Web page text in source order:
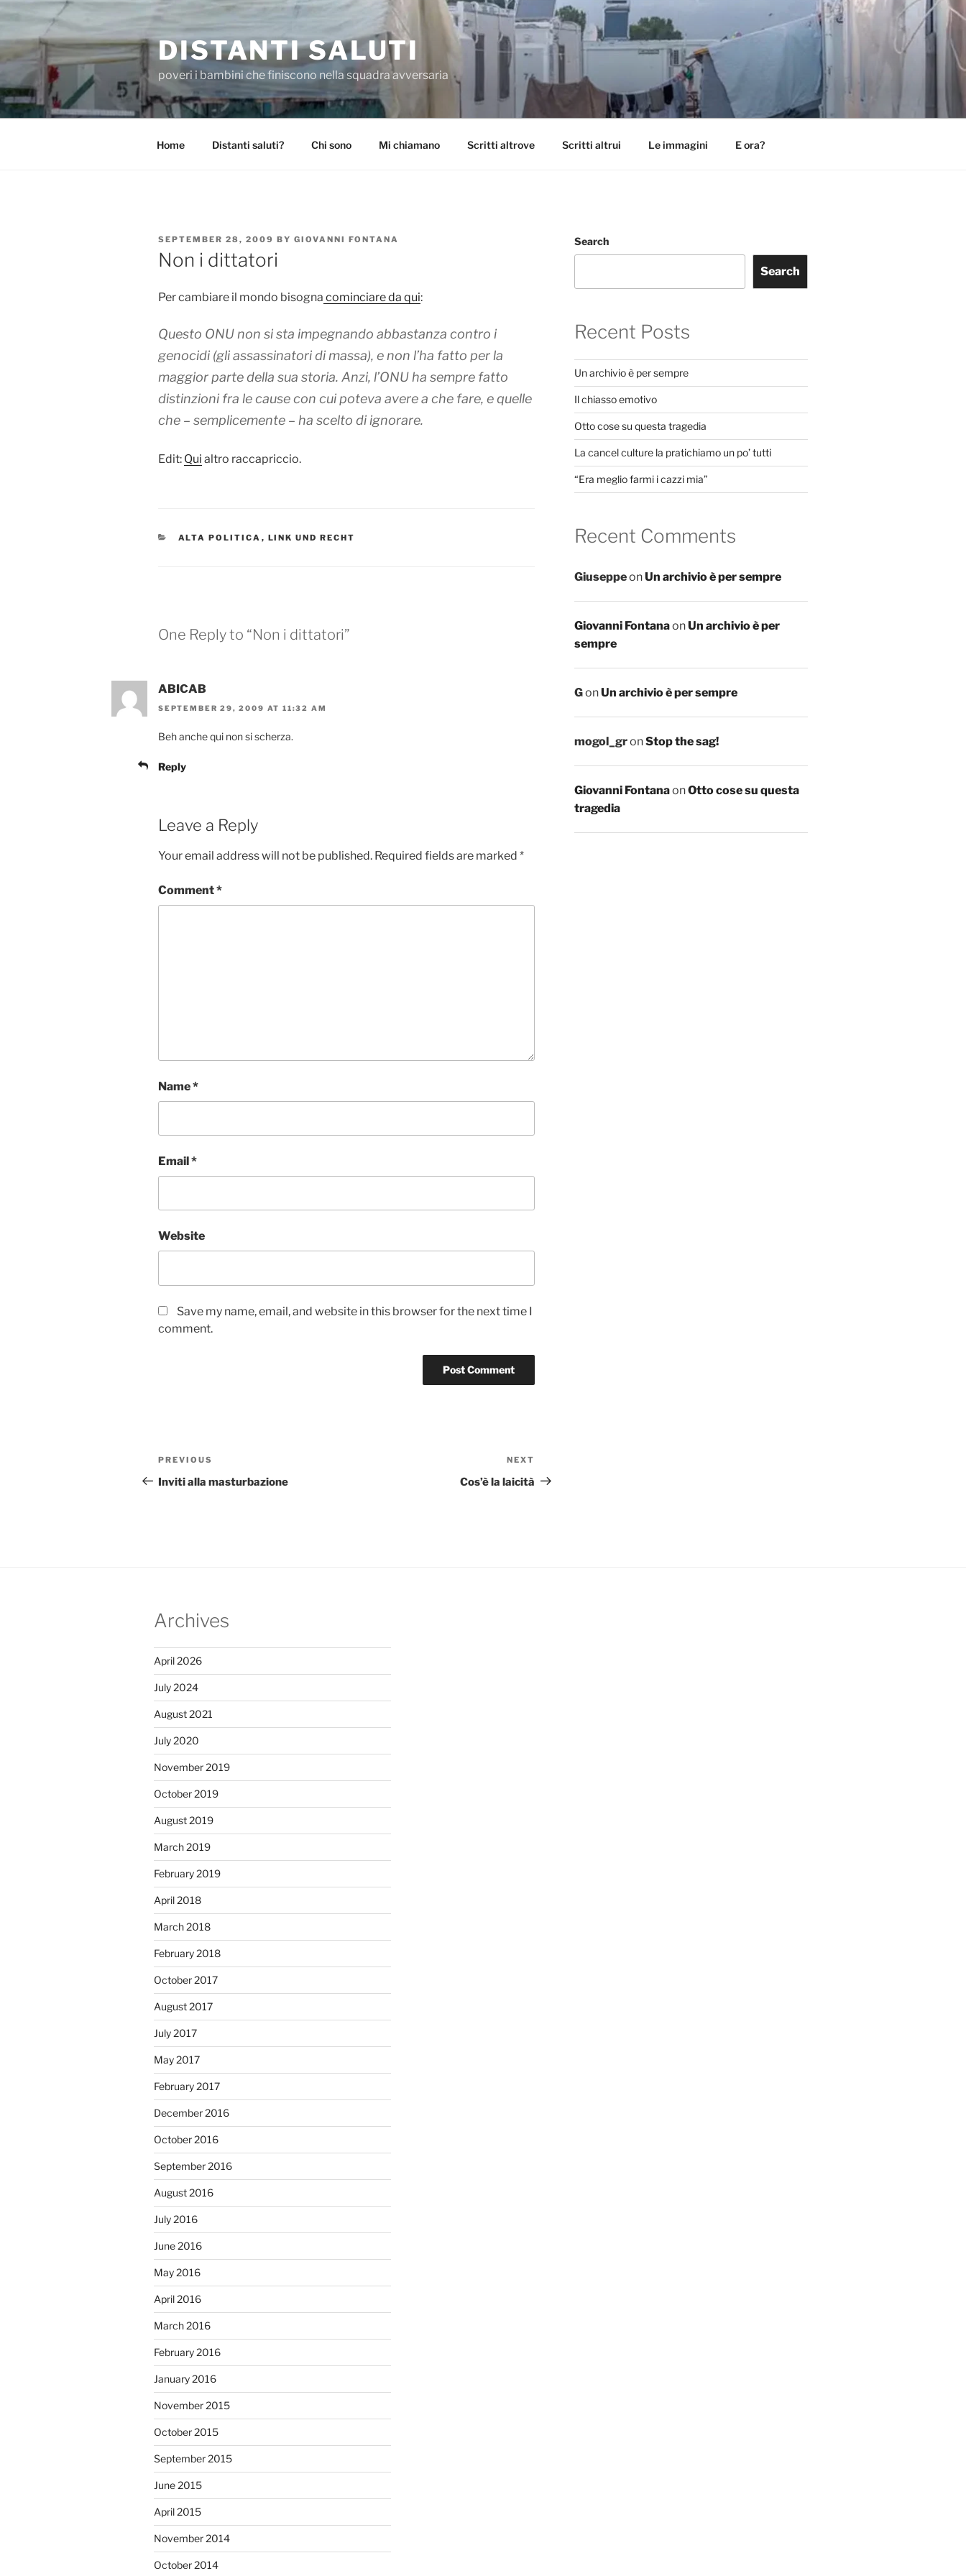
content
DISTANTI SALUTI
poveri i bambini che finiscono nella squadra avversaria
Home Distanti saluti? Chi sono Mi chiamano Scritti altrove Scritti altrui Le immagini E ora?
POSTED
ON
SEPTEMBER 28, 2009 BY GIOVANNI FONTANA
Non i dittatori
Per cambiare il mondo bisogna cominciare da qui:
Questo ONU non si sta impegnando abbastanza contro i
genocidi (gli assassinatori di massa), e non l’ha fatto per la
maggior parte della sua storia. Anzi, l’ONU ha sempre fatto
distinzioni fra le cause con cui poteva avere a che fare, e quelle
che – semplicemente – ha scelto di ignorare.
Edit: Qui altro raccapriccio.
CATEGORIES
ALTA POLITICA , LINK UND RECHT
One Reply to “Non i dittatori”
ABICAB
SEPTEMBER 29, 2009 AT 11:32 AM
Beh anche qui non si scherza.
Reply
Leave a Reply
Your email address will not be published. Required fields are marked *
Comment*
Name*
Email*
Website
Save my name, email, and website in this browser for the next time I
comment.
Post
navigation
Previous
Post
PREVIOUS
Inviti alla masturbazione
Post
NEXT
Cos’è la laicità
Search
Search
Recent Posts
Un archivio è per sempre
Il chiasso emotivo
Otto cose su questa tragedia
La cancel culture la pratichiamo un po’ tutti
“Era meglio farmi i cazzi mia”
Recent Comments
GiuseppeonUn archivio è per sempre
Giovanni FontanaonUn archivio è per
sempre
GonUn archivio è per sempre
mogol_gronStop the sag!
Giovanni FontanaonOtto cose su questa
tragedia
Archives
April 2026
July 2024
August 2021
July 2020
November 2019
October 2019
August 2019
March 2019
February 2019
April 2018
March 2018
February 2018
October 2017
August 2017
July 2017
May 2017
February 2017
December 2016
October 2016
September 2016
August 2016
July 2016
June 2016
May 2016
April 2016
March 2016
February 2016
January 2016
November 2015
October 2015
September 2015
June 2015
April 2015
November 2014
October 2014